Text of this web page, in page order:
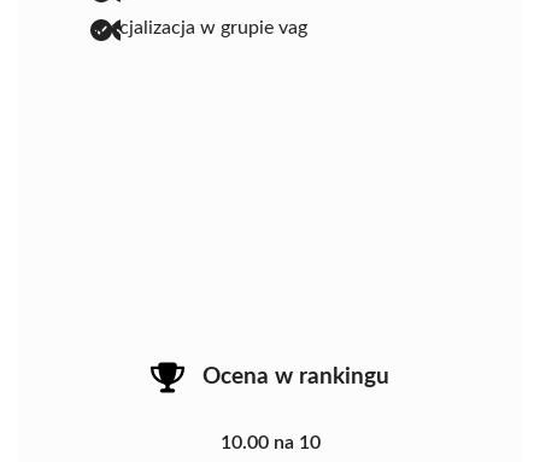
specjalizacja w grupie vag
Ocena w rankingu
10.00 na 10